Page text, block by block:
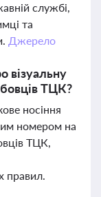
службі,
та
Джерело
візуальну
ТЦК?
носіння
номером на
ТЦК,
правил.